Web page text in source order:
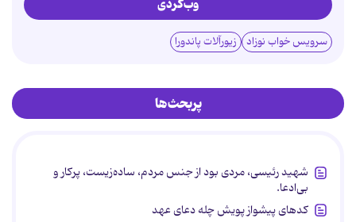
وب‌گردی
سرویس خواب نوزاد زیورآلات پاندورا
پربحث‌ها
شهید رئیسی، مردی بود از جنس مردم، ساده‌زیست، پرکار و
بی‌ادعا.
کدهای پیشواز پویش چله دعای عهد